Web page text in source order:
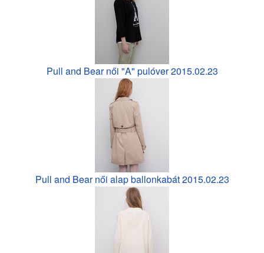
Pull and Bear női "A" pulóver 2015.02.23
Pull and Bear női alap ballonkabát 2015.02.23